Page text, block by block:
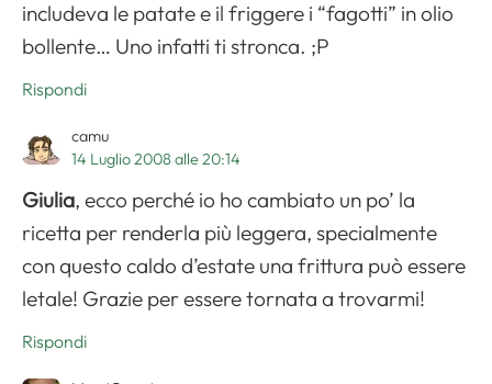
includeva le patate e il friggere i “fagotti” in olio
bollente… Uno infatti ti stronca. ;P
Rispondi
camu
14 Luglio 2008 alle 20:14
Giulia, ecco perché io ho cambiato un po’ la
ricetta per renderla più leggera, specialmente
con questo caldo d’estate una frittura può essere
letale! Grazie per essere tornata a trovarmi!
Rispondi